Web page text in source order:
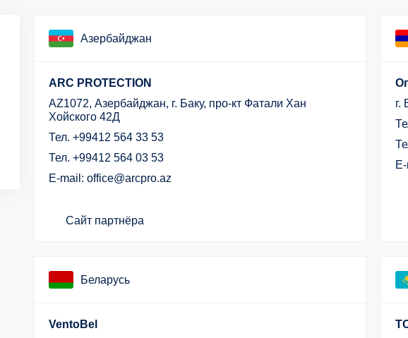
Азербайджан
ARC PROTECTION
AZ1072, Азербайджан, г. Баку, про-кт Фатали Хан
Хойского 42Д
Тел. +99412 564 33 53
Тел. +99412 564 03 53
Е-mail: office@arcpro.az
Сайт партнёра
г.
Беларусь
VentoBel